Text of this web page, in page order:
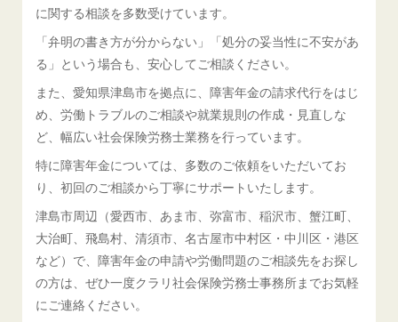
に関する相談を多数受けています。
「弁明の書き方が分からない」「処分の妥当性に不安があ
る」という場合も、安心してご相談ください。
また、愛知県津島市を拠点に、障害年金の請求代行をはじ
め、労働トラブルのご相談や就業規則の作成・見直しな
ど、幅広い社会保険労務士業務を行っています。
特に障害年金については、多数のご依頼をいただいてお
り、初回のご相談から丁寧にサポートいたします。
津島市周辺（愛西市、あま市、弥富市、稲沢市、蟹江町、
大治町、飛島村、清須市、名古屋市中村区・中川区・港区
など）で、障害年金の申請や労働問題のご相談先をお探し
の方は、ぜひ一度クラリ社会保険労務士事務所までお気軽
にご連絡ください。